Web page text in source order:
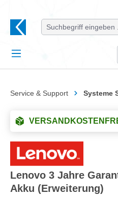
Service & Support Systeme
Lenovo 3 Jahre
Akku (Erweiterung)